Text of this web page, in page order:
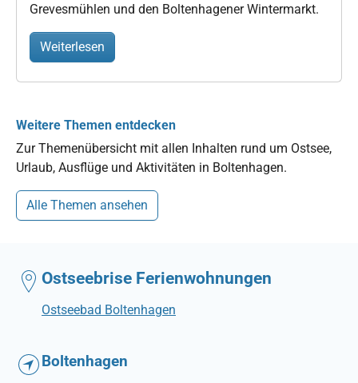
Grevesmühlen und den Boltenhagener Wintermarkt.
Weiterlesen
Weitere Themen entdecken
Zur Themenübersicht mit allen Inhalten rund um Ostsee,
Urlaub, Ausflüge und Aktivitäten in Boltenhagen.
Alle Themen ansehen
Ostseebrise Ferienwohnungen
Ostseebad Boltenhagen
Boltenhagen